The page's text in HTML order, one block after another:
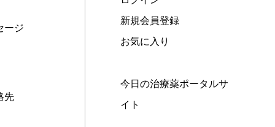
ージ
先
新規会員登録
お気に入り
今日の治療薬ポータルサ
イト